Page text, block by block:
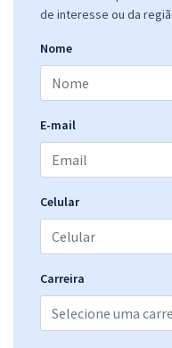
de interesse ou da
Nome
E-mail
Celular
Carreira